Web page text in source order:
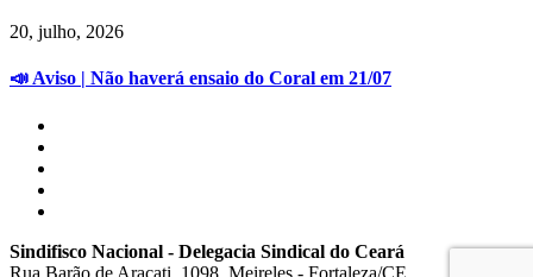
20, julho, 2026
📣 Aviso | Não haverá ensaio do Coral em 21/07
Sindifisco Nacional - Delegacia Sindical do Ceará
Rua Barão de Aracati, 1098, Meireles - Fortaleza/CE